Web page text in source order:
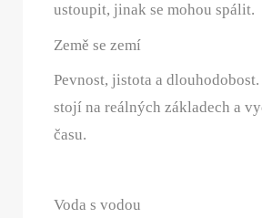
ustoupit, jinak se mohou spálit.
Země se zemí
Pevnost, jistota a
stojí na reálných základech a
času.
Voda s vodou